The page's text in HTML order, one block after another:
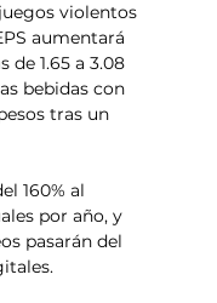
violentos
aumentará
de 1.65 a 3.08
bebidas con
tras un
160% al
por año, y
pasarán del